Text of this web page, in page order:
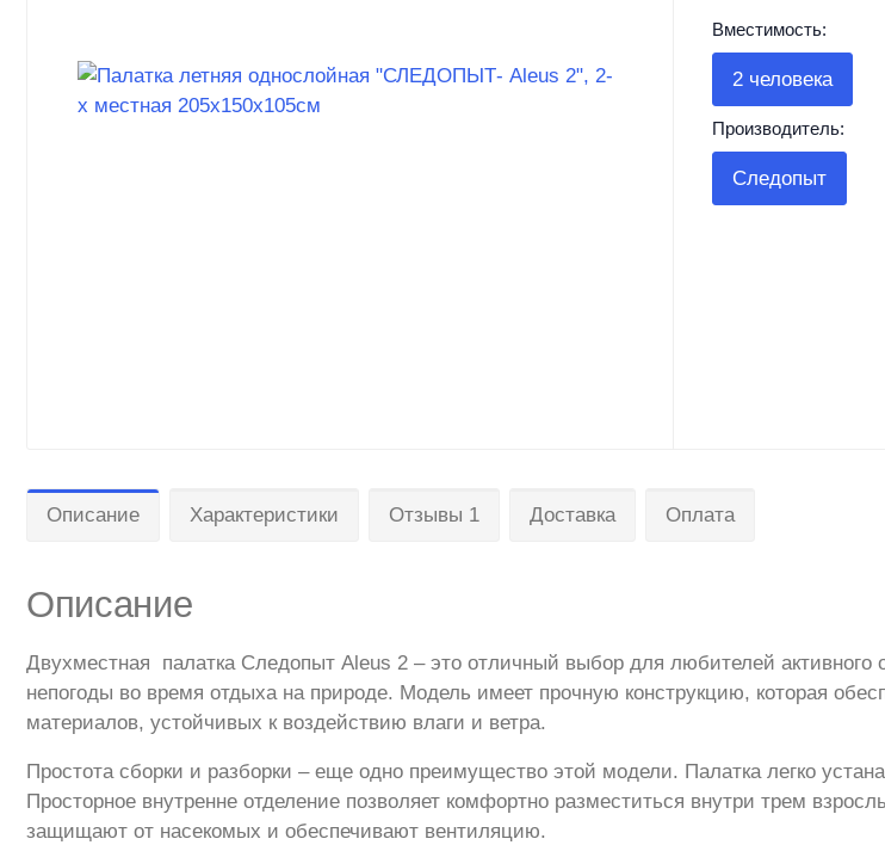
Вместимость:
2 человека
Производитель:
Следопыт
Описание Характеристики Отзывы 1 Доставка Оплата
Описание
Двухместная палатка Следопыт Aleus 2 – это отличный выбор для любителей
непогоды во время отдыха на природе. Модель имеет прочную конструкцию, которая
материалов, устойчивых к воздействию влаги и ветра.
Простота сборки и разборки – еще одно преимущество этой модели. Палатка легко
Просторное внутренне отделение позволяет комфортно разместиться внутри трем
защищают от насекомых и обеспечивают вентиляцию.